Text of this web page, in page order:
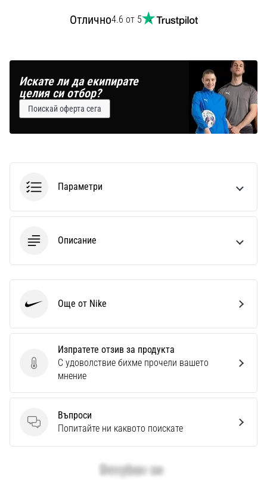
Отлично4.6 от 5
Искате ли да екипирате
целия си отбор?
Поискай оферта сега
Параметри
Описание
Изпратете отзив за продукта
Изпратете отзив за продукта
С удоволствие бихме прочели вашето
мнение
Въпроси
Въпроси
Попитайте ни каквото поискате
Още от Nike